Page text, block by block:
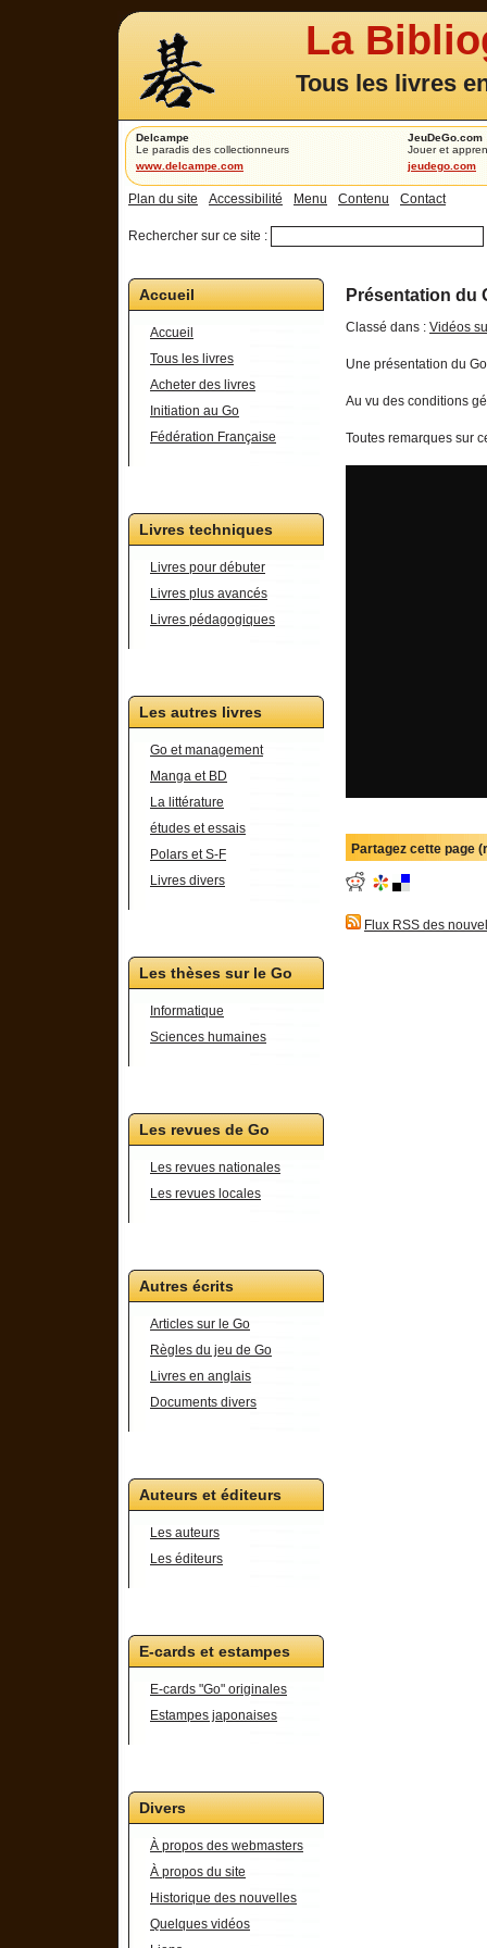
La
Tous les livres
Delcampe
Le paradis des collectionneurs
www.delcampe.com
JeuDeGo.com
Jouer et
jeudego.com
Plan du site Accessibilité Menu Contenu Contact
Rechercher sur ce site :
Accueil
Accueil
Tous les livres
Acheter des livres
Initiation au Go
Fédération Française
Livres techniques
Livres pour débuter
Livres plus avancés
Livres pédagogiques
Les autres livres
Go et management
Manga et BD
La littérature
études et essais
Polars et S-F
Livres divers
Les thèses sur le Go
Informatique
Sciences humaines
Les revues de Go
Les revues nationales
Les revues locales
Autres écrits
Articles sur le Go
Règles du jeu de Go
Livres en anglais
Documents divers
Auteurs et éditeurs
Les auteurs
Les éditeurs
E-cards et estampes
E-cards "Go" originales
Estampes japonaises
Divers
À propos des webmasters
À propos du site
Historique des nouvelles
Quelques vidéos
Présentation du
Classé dans : Vidéos
Une présentation du
Au vu des conditions
Toutes remarques sur
Partagez cette page
Flux RSS des